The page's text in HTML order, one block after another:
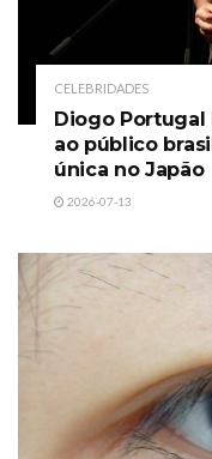
CELEBRIDADES
Diogo
ao público
única no Japão
2026-07-13